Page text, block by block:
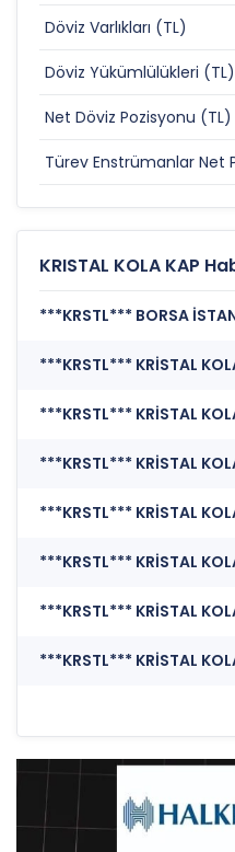
Döviz Varlıkları (TL)
Döviz Yükümlülükleri (TL)
Net Döviz Pozisyonu
Türev Enstrümanlar Net
KRISTAL KOLA KAP